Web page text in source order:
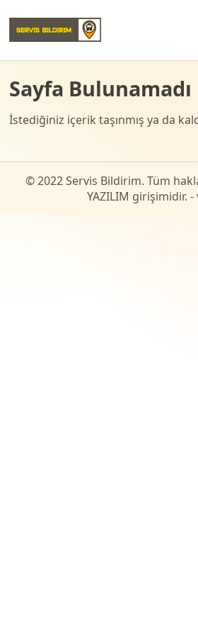
Sayfa Bulunamadı
İstediğiniz içerik taşınmış ya da
© 2022 Servis Bildirim. Tüm
YAZILIM girişimidir. -